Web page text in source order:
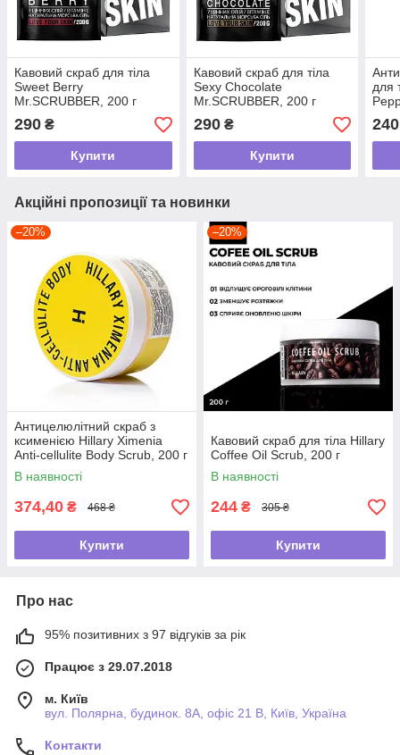
Кавовий скраб для тіла
Sweet Berry
Mr.SCRUBBER, 200 г
290 ₴
Купити
Кавовий скраб для тіла
Sexy Сhocolate
Mr.SCRUBBER, 200 г
290₴
Купити
для
240
Акційні пропозиції та новинки
–20%
Антицелюлітний скраб з
ксименією Hillary Хimenia
Anti-cellulite Body Scrub, 200 г
В наявності
374,40 ₴ 468 ₴
Купити
–20%
Кавовий скраб для тіла Hillary
Coffee Oil Scrub, 200 г
В наявності
244 ₴ 305 ₴
Купити
Про нас
95% позитивних з 97 відгуків за рік
Працює з 29.07.2018
м. Київ
вул. Полярна, будинок. 8А, офіс 21 В, Київ, Україна
Контакти